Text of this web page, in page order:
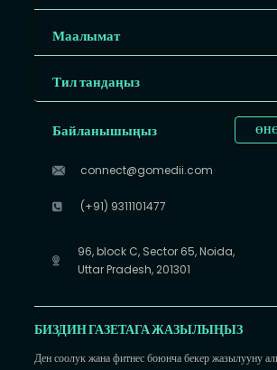
Маалымат
Тил тандаңыз
Байланышыңыз
connect@gomedii.com
(+91) 9311101477
96, block C, Sector 65, Noida,
Uttar Pradesh, 201301
БИЗДИН ГАЗЕТАГА ЖАЗЫЛЫҢЫЗ
Ден соолук жана фитнес боюнча бекер жазылууну